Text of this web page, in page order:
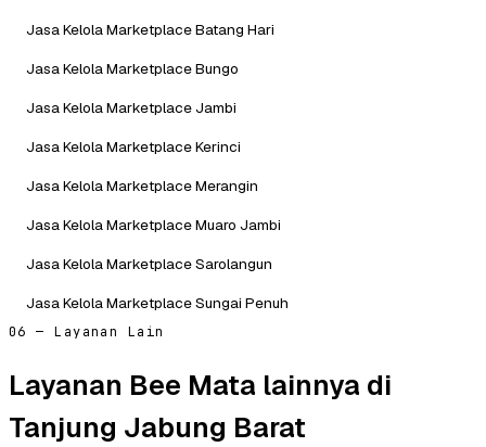
Jasa Kelola Marketplace Batang Hari
Jasa Kelola Marketplace Bungo
Jasa Kelola Marketplace Jambi
Jasa Kelola Marketplace Kerinci
Jasa Kelola Marketplace Merangin
Jasa Kelola Marketplace Muaro Jambi
Jasa Kelola Marketplace Sarolangun
Jasa Kelola Marketplace Sungai Penuh
06 — Layanan Lain
Layanan Bee Mata lainnya di
Tanjung Jabung Barat